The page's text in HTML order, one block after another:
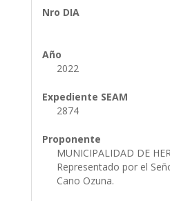
Nro DIA
Año
2022
Expediente SEAM
2874
Proponente
MUNICIPALIDAD DE
Representado por el
Cano Ozuna.